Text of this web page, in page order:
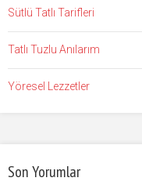
Sütlü Tatlı Tarifleri
Tatlı Tuzlu Anılarım
Yöresel Lezzetler
Son Yorumlar